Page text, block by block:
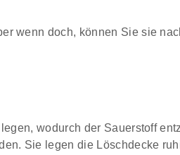
wenn doch, können Sie sie
wodurch der Sauerstoff
Sie legen die Löschdecke